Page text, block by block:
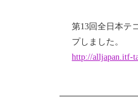
第13回全日本テ
プしました。
http://alljapan.itf-